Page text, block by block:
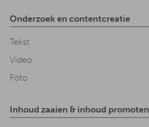
Onderzoek en contentcreatie
Tekst
Video
Foto
Inhoud zaaien & inhoud promoten